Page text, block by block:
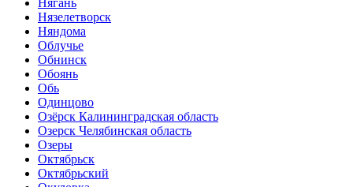
Нягань
Нязелетворск
Няндома
Облучье
Обнинск
Обоянь
Обь
Одинцово
Озёрск Калининградская область
Озерск Челябинская область
Озеры
Октябрьск
Октябрьский